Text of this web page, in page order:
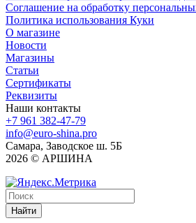
Соглашение на обработку
Политика использования Куки
О магазине
Новости
Магазины
Статьи
Сертификаты
Реквизиты
Наши контакты
+7 961 382-47-79
info@euro-shina.pro
Самара, Заводское ш. 5Б
2026 © АРШИНА
Найти